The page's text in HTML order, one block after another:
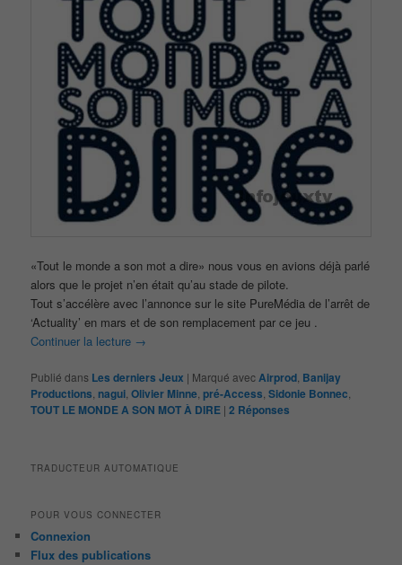
«Tout le monde a son mot a dire» nous vous en avions déjà parlé
alors que le projet n’en était qu’au stade de pilote.
Tout s’accélère avec l’annonce sur le site PureMédia de l’arrêt de
‘Actuality’ en mars et de son remplacement par ce jeu .
Continuer la lecture →
Publié dans Les derniers Jeux | Marqué avecAirprod Banijay
Productions nagui ,Olivier Minne ,pré-Access ,Sidonie Bonnec
TOUT LE MONDE A SON MOT À DIRE |2 Réponses
TRADUCTEUR AUTOMATIQUE
POUR VOUS CONNECTER
Connexion
Flux des publications